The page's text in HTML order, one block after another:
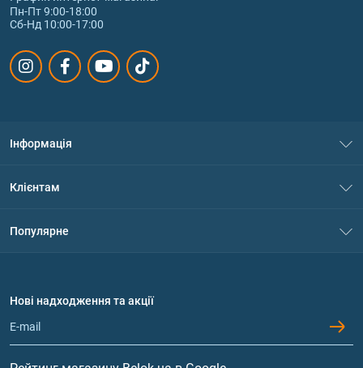
Пн-Пт 9:00-18:00
Сб-Нд 10:00-17:00
Інформація
Політика конфіденційності
Обмін та повернення
Клієнтам
Популярне
Протеїн
Гейнери
Вітаміни та мінерали
Нові надходження та акції